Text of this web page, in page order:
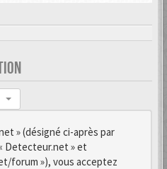
» (désigné ci-après par
Detecteur.net » et
forum »), vous acceptez